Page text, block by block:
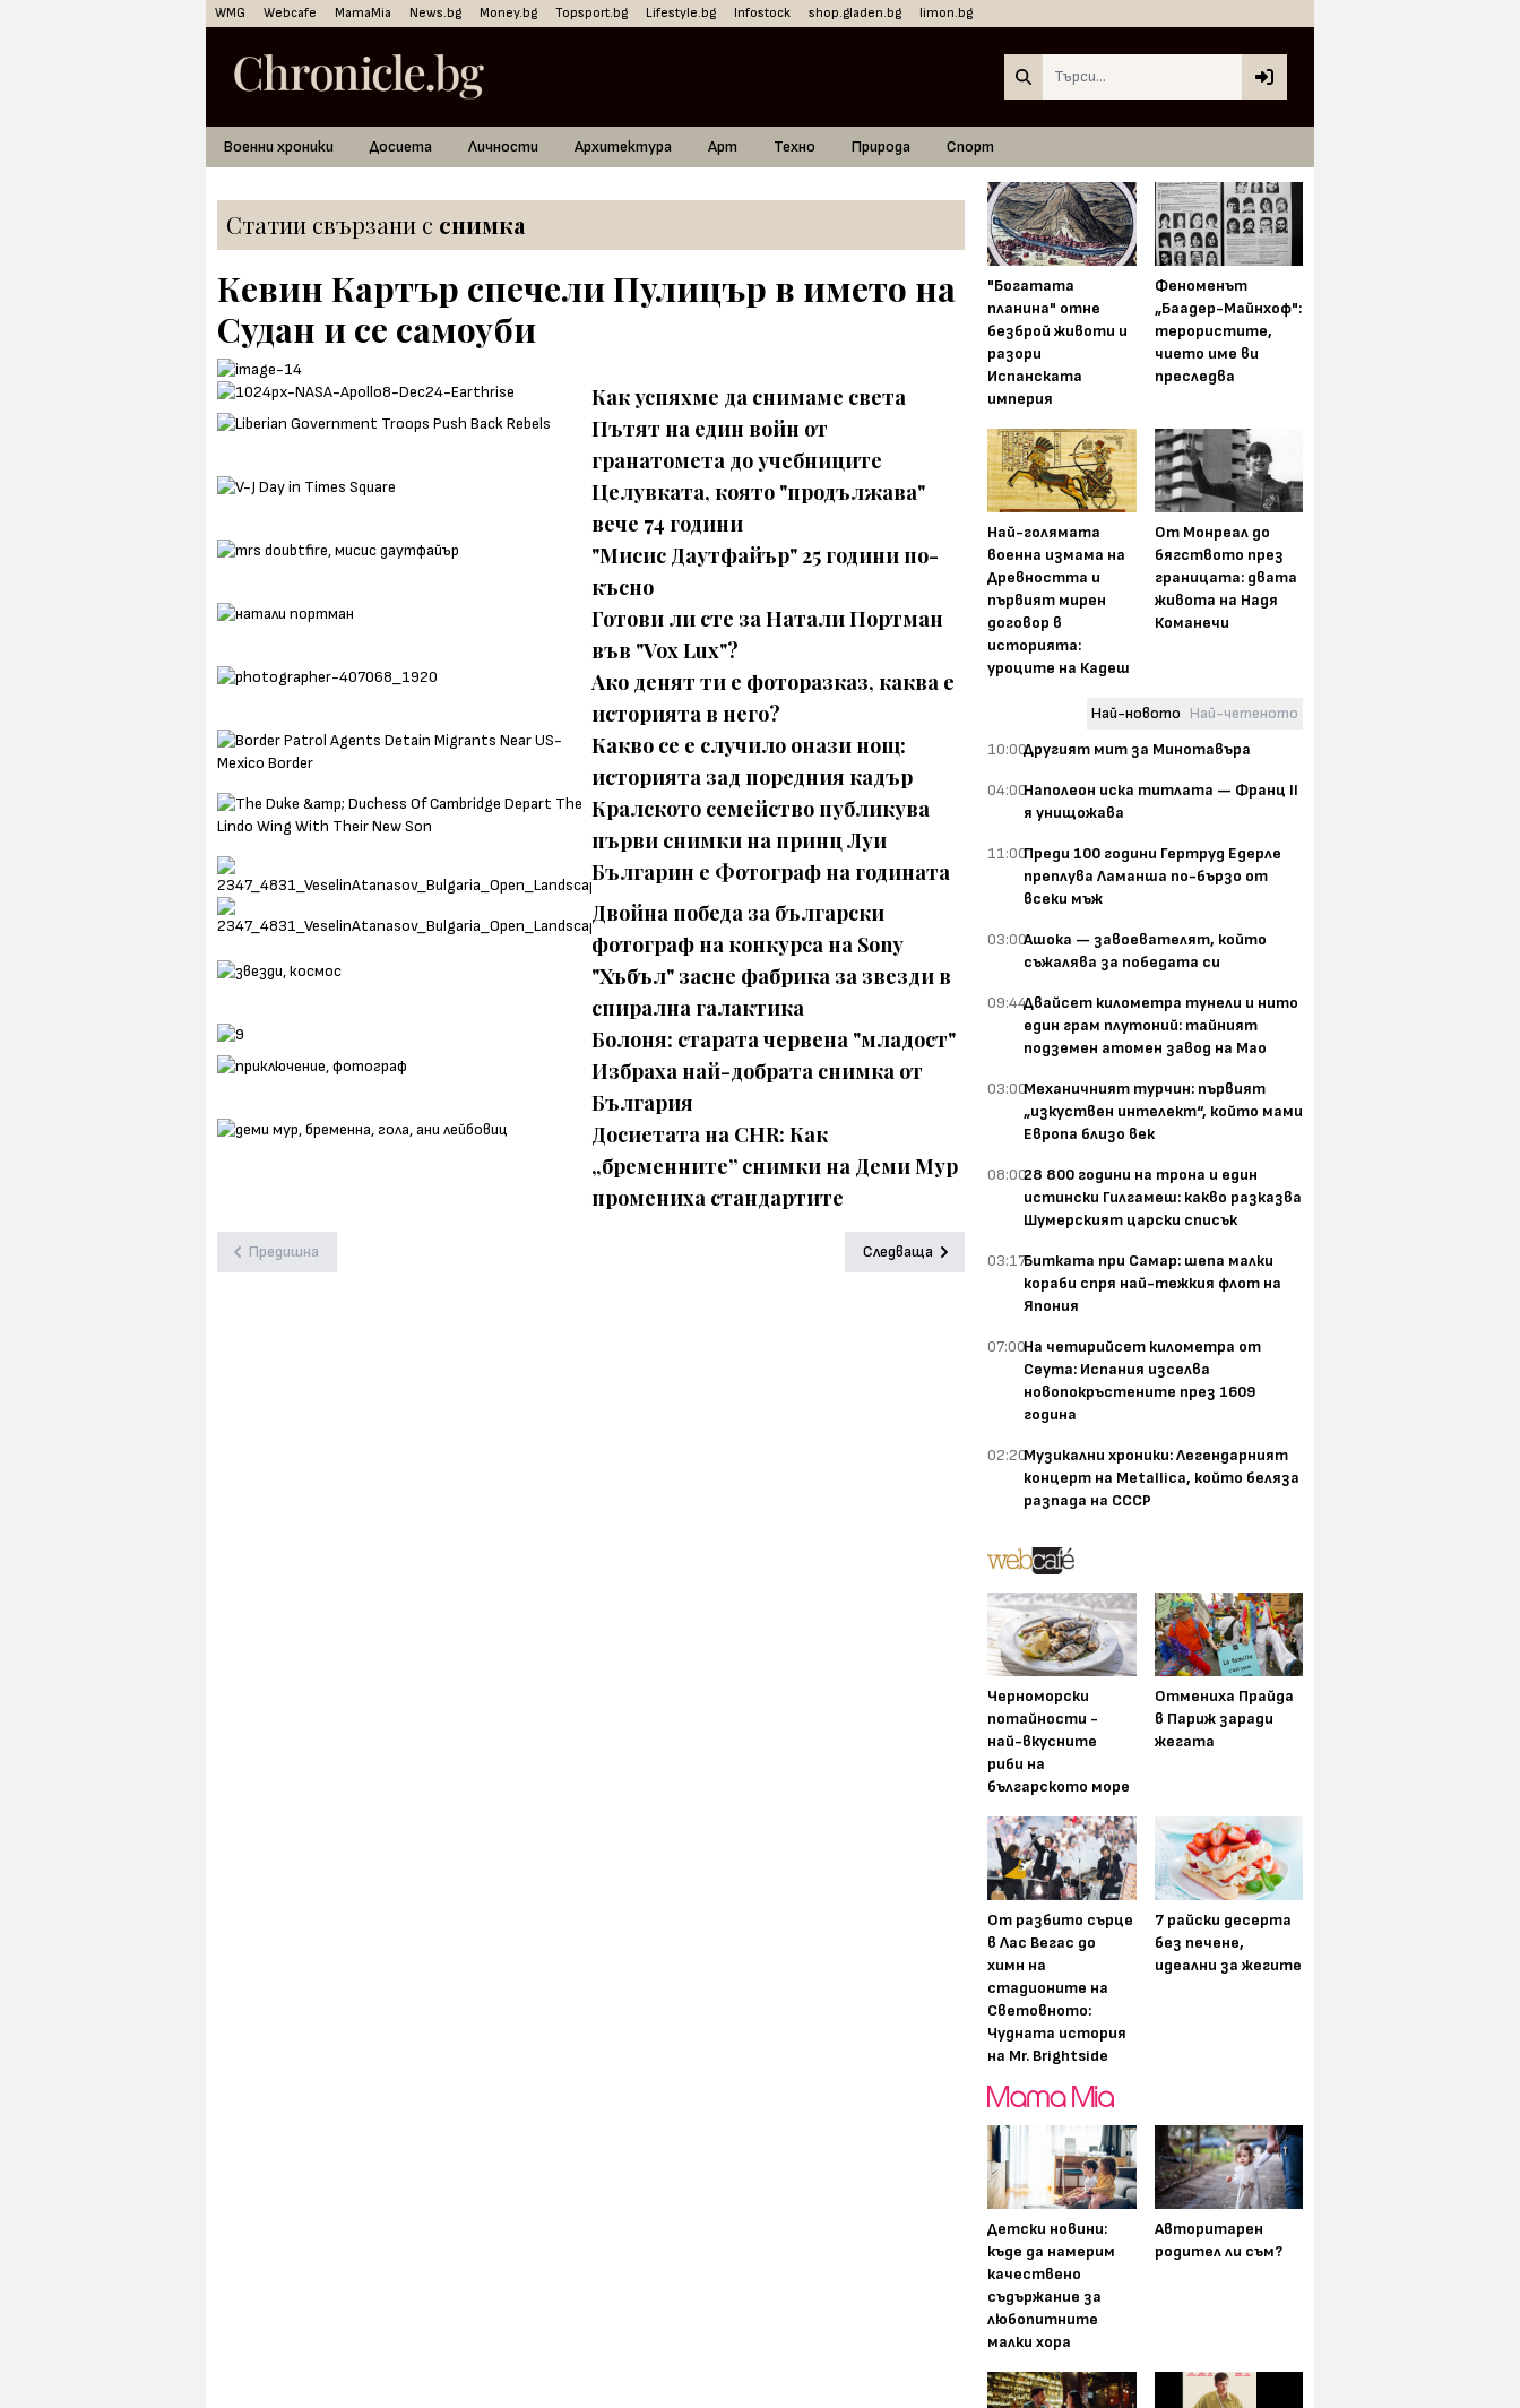
WMG Webcafe MamaMia News.bg Money.bg Topsport.bg Lifestyle.bg Infostock shop.gladen.bg limon.bg
Военни хроники Досиета Личности Архитектура Арт Техно Природа Спорт
Статии свързани с снимка
Кевин Картър спечели Пулицър в името на
Судан и се самоуби
Как успяхме да снимаме света
Пътят на един войн от
гранатомета до учебниците
Целувката, която "продължава"
вече 74 години
"Мисис Даутфайър" 25 години по-
късно
Готови ли сте за Натали Портман
във "Vox Lux"?
Ако денят ти е фоторазказ, каква е
историята в него?
Какво се е случило онази нощ:
историята зад поредния кадър
Кралското семейство публикува
първи снимки на принц Луи
Българин е Фотограф на годината
Двойна победа за български
фотограф на конкурса на Sony
"Хъбъл" засне фабрика за звезди в
спирална галактика
Болоня: старата червена "младост"
Избраха най-добрата снимка от
България
Досиетата на CHR: Как
„бременните” снимки на Деми Мур
промениха стандартите
Предишна Следваща
"Богатата
планина" отне
безброй животи и
разори
Испанската
империя
Феноменът
„Баадер-Майнхоф":
терористите,
чието име ви
преследва
Най-голямата
военна измама на
Древността и
първият мирен
договор в
историята:
уроците на Кадеш
От Монреал до
бягството през
границата: двата
живота на Надя
Команечи
Най-новото Най-четеното
10:00Другият мит за Минотавъра
04:00Наполеон иска титлата — Франц II
я унищожава
11:00Преди 100 години Гертруд Едерле
преплува Ламанша по-бързо от
всеки мъж
03:00Ашока — завоевателят, който
съжалява за победата си
09:44Двайсет километра тунели и нито
един грам плутоний: тайният
подземен атомен завод на Мао
03:00Механичният турчин: първият
„изкуствен интелект“, който мами
Европа близо век
08:0028 800 години на трона и един
истински Гилгамеш: какво разказва
Шумерският царски списък
03:17Битката при Самар: шепа малки
кораби спря най-тежкия флот на
Япония
07:00На четирийсет километра от
Сеута: Испания изселва
новопокръстените през 1609
година
02:20Музикални хроники: Легендарният
концерт на Metallica, който беляза
разпада на СССР
Черноморски
потайности -
най-вкусните
риби на
българското море
Отмениха Прайда
в Париж заради
жегата
От разбито сърце
в Лас Вегас до
химн на
стадионите на
Световното:
Чудната история
на Mr. Brightside
7 райски десерта
без печене,
идеални за жегите
Детски новини:
къде да намерим
качествено
съдържание за
любопитните
малки хора
Авторитарен
родител ли съм?